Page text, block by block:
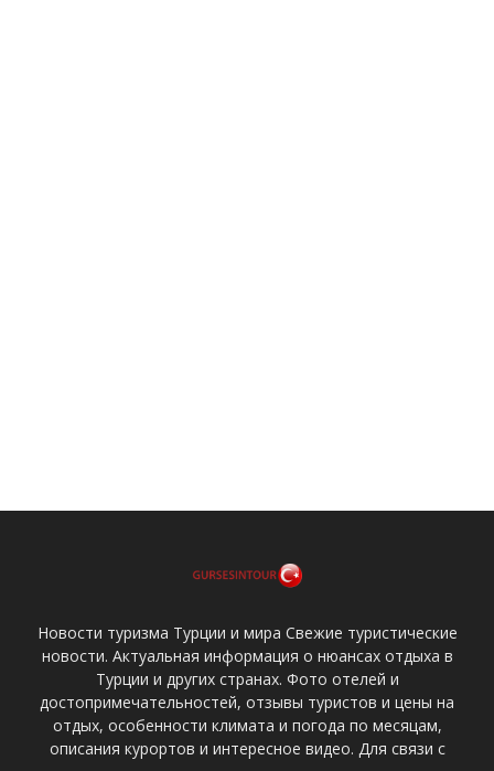
Новости туризма Турции и мира Свежие туристические
новости. Актуальная информация о нюансах отдыха в
Турции и других странах. Фото отелей и
достопримечательностей, отзывы туристов и цены на
отдых, особенности климата и погода по месяцам,
описания курортов и интересное видео. Для связи с